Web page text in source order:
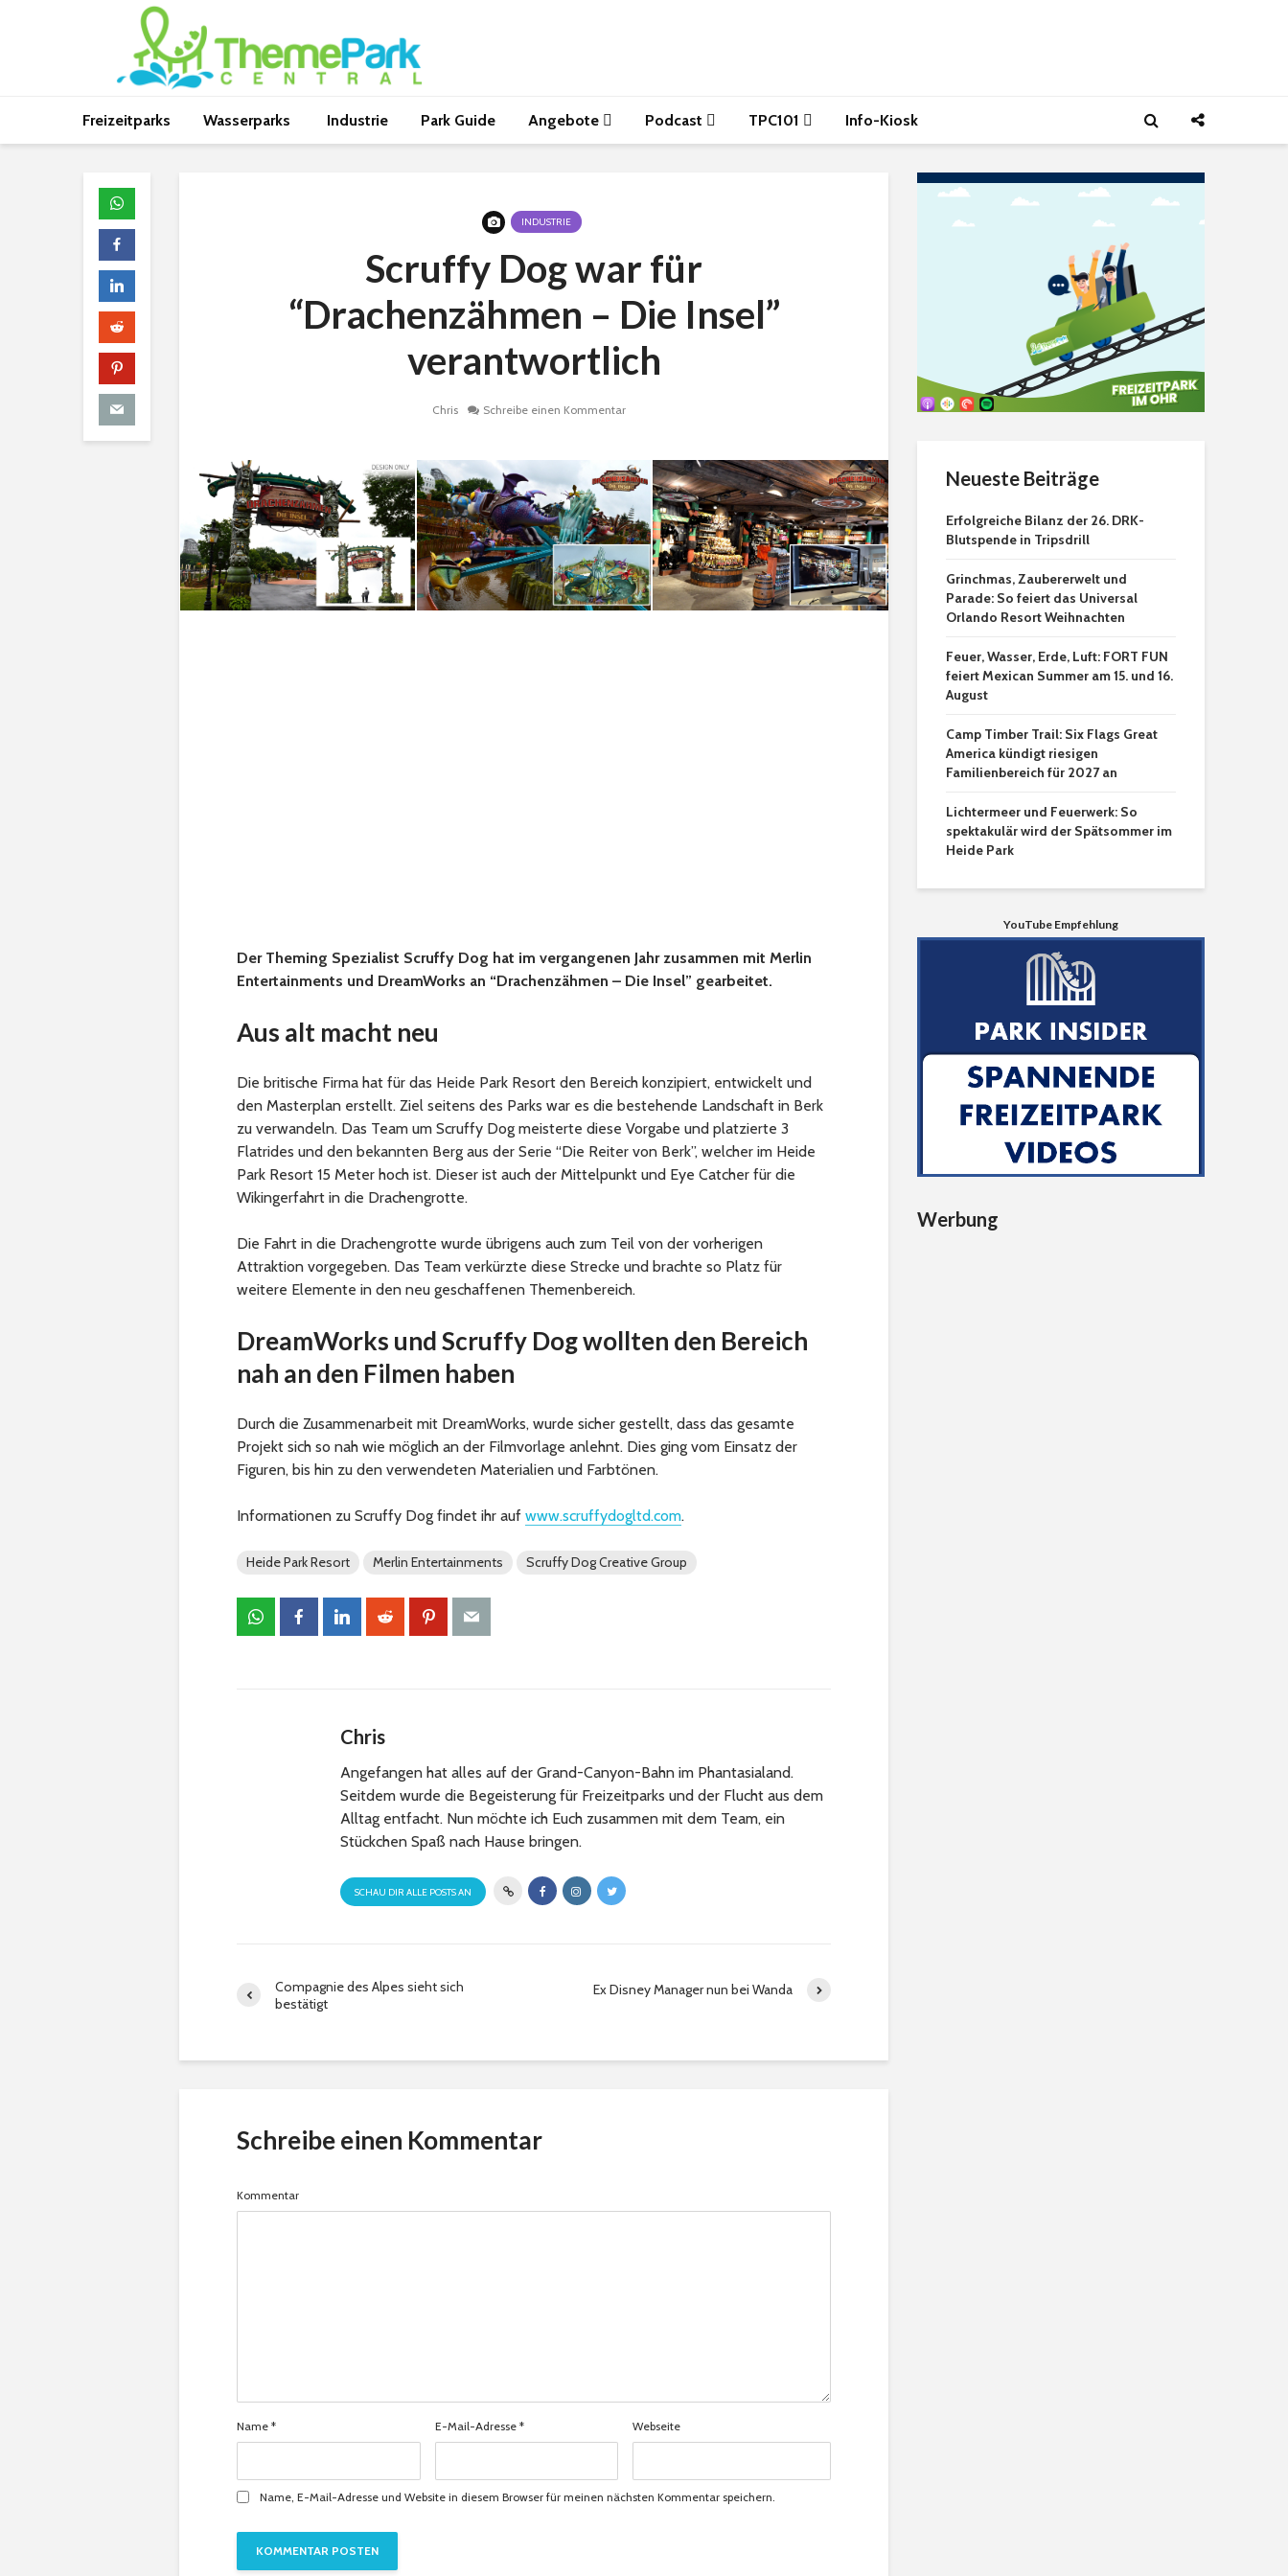
Freizeitparks Wasserparks Industrie Park Guide Angebote Podcast TPC101 Info-Kiosk
INDUSTRIE
Scruffy Dog war für
“Drachenzähmen – Die Insel”
verantwortlich
Chris Schreibe einen Kommentar
Der Theming Spezialist Scruffy Dog hat im vergangenen Jahr zusammen mit Merlin
Entertainments und DreamWorks an “Drachenzähmen – Die Insel” gearbeitet.
Aus alt macht neu
Die britische Firma hat für das Heide Park Resort den Bereich konzipiert, entwickelt und
den Masterplan erstellt. Ziel seitens des Parks war es die bestehende Landschaft in Berk
zu verwandeln. Das Team um Scruffy Dog meisterte diese Vorgabe und platzierte 3
Flatrides und den bekannten Berg aus der Serie “Die Reiter von Berk”, welcher im Heide
Park Resort 15 Meter hoch ist. Dieser ist auch der Mittelpunkt und Eye Catcher für die
Wikingerfahrt in die Drachengrotte.
Die Fahrt in die Drachengrotte wurde übrigens auch zum Teil von der vorherigen
Attraktion vorgegeben. Das Team verkürzte diese Strecke und brachte so Platz für
weitere Elemente in den neu geschaffenen Themenbereich.
DreamWorks und Scruffy Dog wollten den Bereich
nah an den Filmen haben
Durch die Zusammenarbeit mit DreamWorks, wurde sicher gestellt, dass das gesamte
Projekt sich so nah wie möglich an der Filmvorlage anlehnt. Dies ging vom Einsatz der
Figuren, bis hin zu den verwendeten Materialien und Farbtönen.
Informationen zu Scruffy Dog findet ihr auf www.scruffydogltd.com.
Heide Park Resort Merlin Entertainments Scruffy Dog Creative Group
Chris
Angefangen hat alles auf der Grand-Canyon-Bahn im Phantasialand.
Seitdem wurde die Begeisterung für Freizeitparks und der Flucht aus dem
Alltag entfacht. Nun möchte ich Euch zusammen mit dem Team, ein
Stückchen Spaß nach Hause bringen.
SCHAU DIR ALLE POSTS AN
Compagnie des Alpes sieht sich
bestätigt
Ex Disney Manager nun bei Wanda
Schreibe einen Kommentar
Kommentar
Name * E-Mail-Adresse * Webseite
Name, E-Mail-Adresse und Website in diesem Browser für meinen nächsten Kommentar speichern.
Neueste Beiträge
Erfolgreiche Bilanz der 26. DRK-
Blutspende in Tripsdrill
Grinchmas, Zaubererwelt und
Parade: So feiert das Universal
Orlando Resort Weihnachten
Feuer, Wasser, Erde, Luft: FORT FUN
feiert Mexican Summer am 15. und 16.
August
Camp Timber Trail: Six Flags Great
America kündigt riesigen
Familienbereich für 2027 an
Lichtermeer und Feuerwerk: So
spektakulär wird der Spätsommer im
Heide Park
YouTube Empfehlung
Werbung